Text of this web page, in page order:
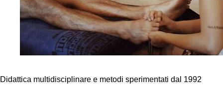
Didattica multidisciplinare e metodi sperimentati dal 1992